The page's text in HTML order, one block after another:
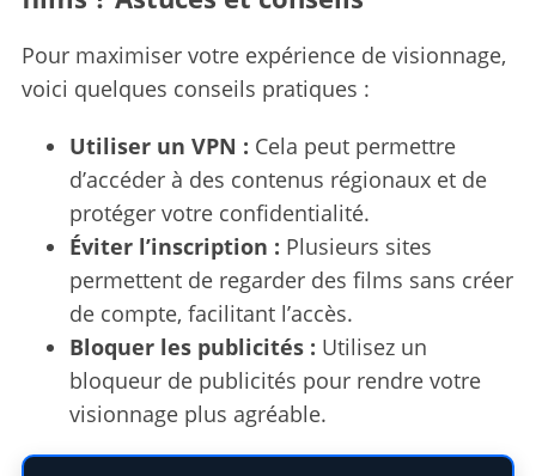
Pour maximiser votre expérience de visionnage,
voici quelques conseils pratiques :
Utiliser un VPN : Cela peut permettre
d’accéder à des contenus régionaux et de
protéger votre confidentialité.
Éviter l’inscription : Plusieurs sites
permettent de regarder des films sans créer
de compte, facilitant l’accès.
Bloquer les publicités : Utilisez un
bloqueur de publicités pour rendre votre
visionnage plus agréable.